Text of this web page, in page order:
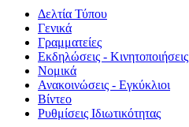
Δελτία Τύπου
Γενικά
Γραμματείες
Εκδηλώσεις - Κινητοποιήσεις
Νομικά
Ανακοινώσεις - Εγκύκλιοι
Βίντεο
Ρυθμίσεις Ιδιωτικότητας